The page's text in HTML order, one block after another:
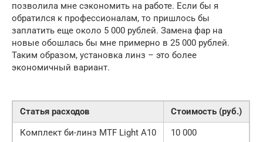
позволила мне сэкономить на работе. Если бы я
обратился к профессионалам, то пришлось бы
заплатить еще около 5 000 рублей. Замена фар на
новые обошлась бы мне примерно в 25 000 рублей.
Таким образом, установка линз – это более
экономичный вариант.
Статья расходов
Стоимость (руб.)
Комплект би-линз MTF Light A10
10 000